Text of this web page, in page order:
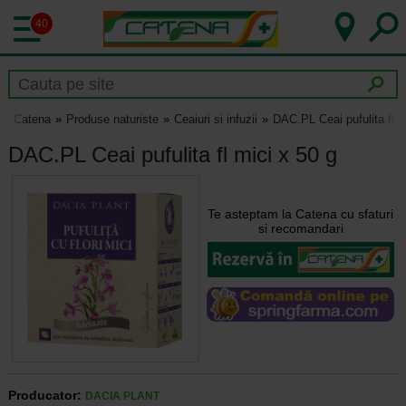
40
Catena Produse naturiste Ceaiuri si infuzii DAC.PL Ceai pufulita fl
DAC.PL Ceai pufulita fl mici x 50 g
Te asteptam la Catena cu sfaturi
si recomandari
Producator:
DACIA PLANT